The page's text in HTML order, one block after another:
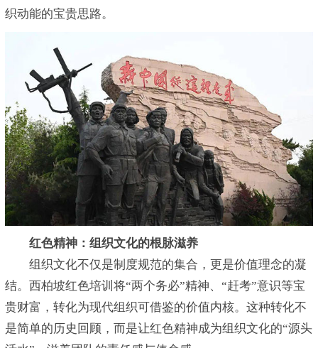
织动能的宝贵思路。
红色精神：组织文化的根脉滋养
组织文化不仅是制度规范的集合，更是价值理念的凝
结。西柏坡红色培训将“两个务必”精神、“赶考”意识等宝
贵财富，转化为现代组织可借鉴的价值内核。这种转化不
是简单的历史回顾，而是让红色精神成为组织文化的“源头